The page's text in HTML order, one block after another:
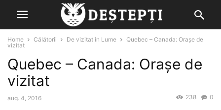
Home Călătorii De vizitat în Lume
Quebec – Canada: Orașe de
vizitat
Quebec – Canada: Orașe de
vizitat
aug. 4, 2016 0
238